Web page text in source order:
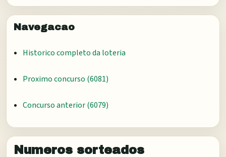
Navegacao
Historico completo da loteria
Proximo concurso (6081)
Concurso anterior (6079)
Numeros sorteados